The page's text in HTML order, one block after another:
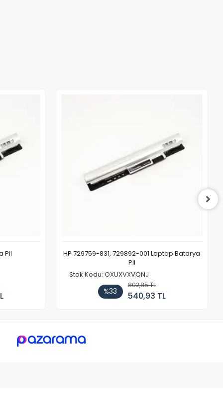
Pil
HP 729759-831, 729892-001 Laptop Batarya
Pil
Stok Kodu: OXUXVXVQNJ
%33
802,85 TL
540,93 TL